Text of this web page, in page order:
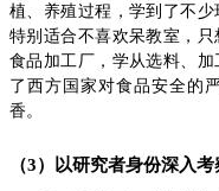
植、养殖过程，学到了不
特别适合不喜欢呆教室，
食品加工厂，学从选料、
了西方国家对食品安全的
香。
（3）以研究者身份深入